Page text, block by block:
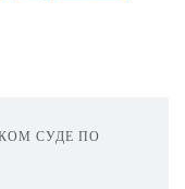
СУДЕ ПО